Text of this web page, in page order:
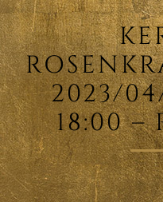
2023/
18:00 –